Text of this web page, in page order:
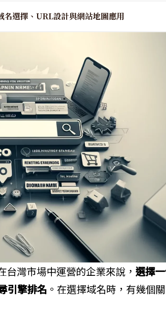
名選擇、URL設計與網站地圖應用
灣市場中運營的企業來說， 選擇
引擎排名 。在選擇域名時，有幾個